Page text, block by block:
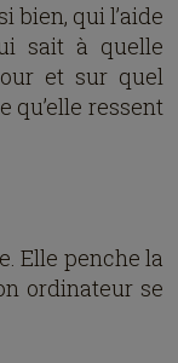
bien, qui l’aide
sait à quelle
et sur quel
qu’elle ressent
Elle penche la
ordinateur se